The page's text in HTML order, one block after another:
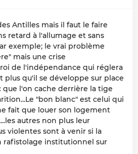
Antilles mais il faut le faire
retard à l'allumage et sans
exemple; le vrai problème
mais une crise
de l'indépendance qui réglera
plus qu'il se développe sur place
que l'on cache derrière la tige
"bon blanc" est celui qui
fait que louer son logement
autres non plus leur
violentes sont à venir si la
rafistolage institutionnel sur